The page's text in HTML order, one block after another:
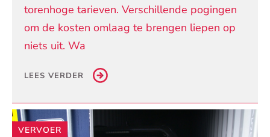
torenhoge tarieven. Verschillende pogingen
om de kosten omlaag te brengen liepen op
niets uit. Wa
LEES VERDER
VERVOER